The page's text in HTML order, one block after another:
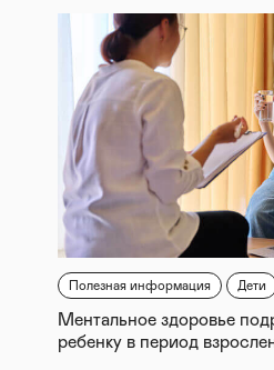
Полезная информация Дети
Ментальное здоровье
ребенку в период